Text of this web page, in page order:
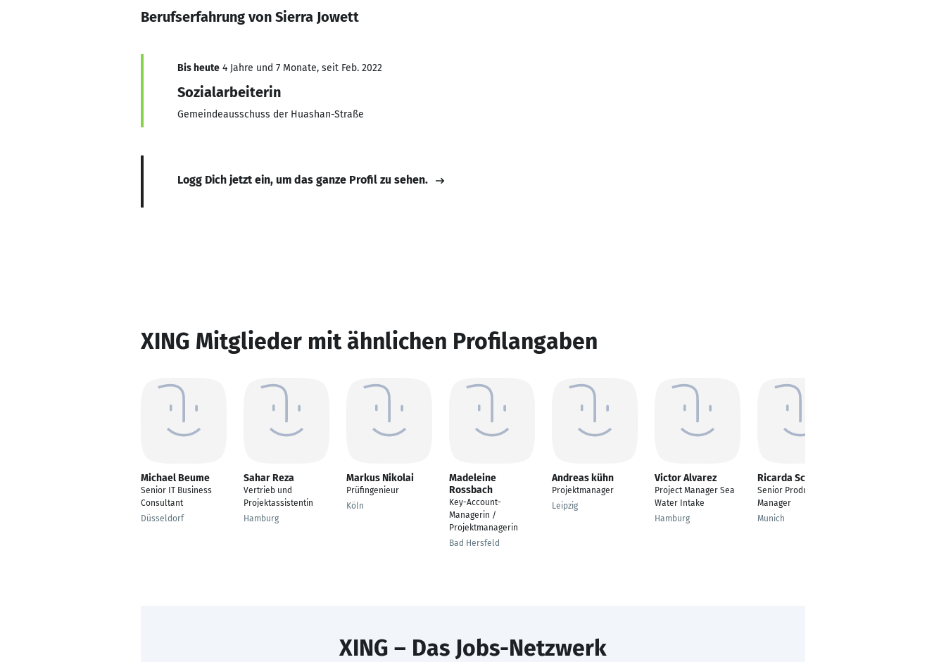
Berufserfahrung von Sierra Jowett
Bis heute 4 Jahre und 7 Monate, seit Feb. 2022
Sozialarbeiterin
Gemeindeausschuss der Huashan-Straße
Logg Dich jetzt ein, um das ganze Profil zu sehen.
XING Mitglieder mit ähnlichen Profilangaben
Michael Beume
Senior IT Business
Consultant
Düsseldorf
Sahar Reza
Vertrieb und
Projektassistentin
Hamburg
Markus Nikolai
Prüfingenieur
Köln
Madeleine
Rossbach
Key-Account-
Managerin /
Projektmanagerin
Bad Hersfeld
Andreas kühn
Projektmanager
Leipzig
Victor Alvarez
Project Manager Sea
Water Intake
Hamburg
Ricarda Schmidt
Senior Product
Manager
Munich
XING – Das Jobs-Netzwerk